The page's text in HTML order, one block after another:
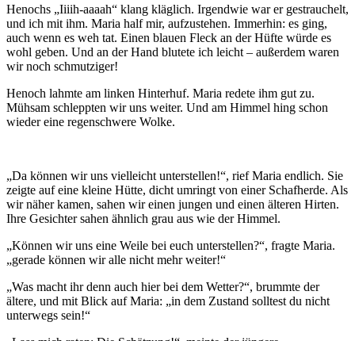
Henochs „Iiiih-aaaah“ klang kläglich. Irgendwie war er gestrauchelt,
und ich mit ihm. Maria half mir, aufzustehen. Immerhin: es ging,
auch wenn es weh tat. Einen blauen Fleck an der Hüfte würde es
wohl geben. Und an der Hand blutete ich leicht – außerdem waren
wir noch schmutziger!
Henoch lahmte am linken Hinterhuf. Maria redete ihm gut zu.
Mühsam schleppten wir uns weiter. Und am Himmel hing schon
wieder eine regenschwere Wolke.
„Da können wir uns vielleicht unterstellen!“, rief Maria endlich. Sie
zeigte auf eine kleine Hütte, dicht umringt von einer Schafherde. Als
wir näher kamen, sahen wir einen jungen und einen älteren Hirten.
Ihre Gesichter sahen ähnlich grau aus wie der Himmel.
„Können wir uns eine Weile bei euch unterstellen?“, fragte Maria.
„gerade können wir alle nicht mehr weiter!“
„Was macht ihr denn auch hier bei dem Wetter?“, brummte der
ältere, und mit Blick auf Maria: „in dem Zustand solltest du nicht
unterwegs sein!“